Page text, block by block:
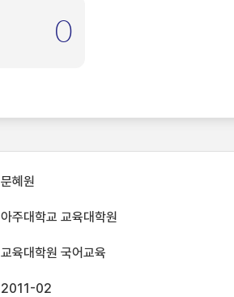
0
문혜원
아주대학교 교육대학원
교육대학원 국어교육
2011-02